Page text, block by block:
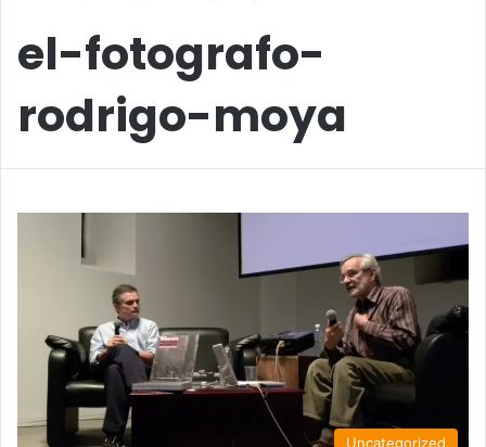
el-fotografo-
rodrigo-moya
Uncategorized